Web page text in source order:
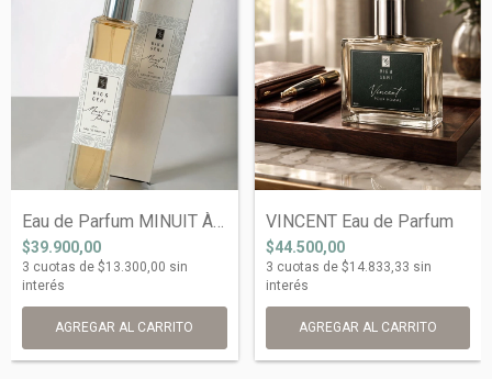
$39.900,00
3 cuotas de $13.300,00 sin
interés
VINCENT Eau de Parfum
$44.500,00
3 cuotas de $14.833,33 sin
interés